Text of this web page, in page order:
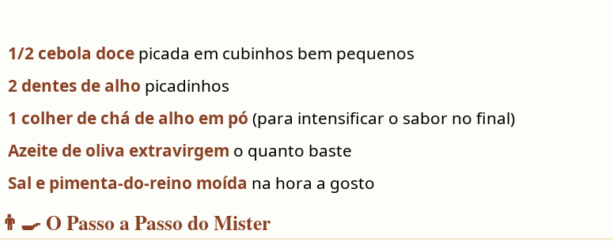
1/2 cebola doce picada em cubinhos bem pequenos
2 dentes de alho picadinhos
1 colher de chá de alho em pó (para intensificar o sabor no final)
Azeite de oliva extravirgem o quanto baste
Sal e pimenta-do-reino moída na hora a gosto
👨‍🍳 O Passo a Passo do Mister